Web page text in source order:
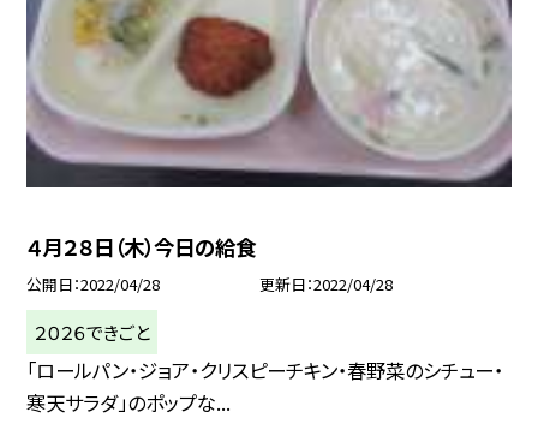
４月２８日（木）今日の給食
公開日 2022/04/28 更新日 2022/04/28
２０２６できごと
「ロールパン・ジョア・クリスピーチキン・春野菜のシチュー・
寒天サラダ」のポップな...